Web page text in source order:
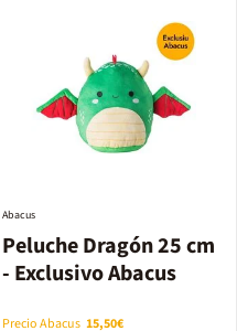
Peluche Dragón 25 cm
- Exclusivo Abacus
Abacus
Precio Abacus 15,50€